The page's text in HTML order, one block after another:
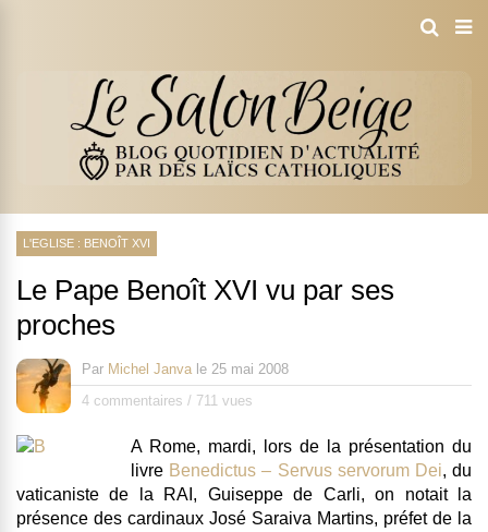
L'EGLISE : BENOÎT XVI
Le Pape Benoît XVI vu par ses
proches
Par Michel Janva le 25 mai 2008
4 commentaires / 711 vues
A Rome, mardi, lors de la présentation du
livre Benedictus – Servus servorum Dei, du
vaticaniste de la RAI, Guiseppe de Carli, on notait la
présence des cardinaux José Saraiva Martins, préfet de la